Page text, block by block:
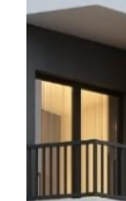
Bankalara
Tam Merkezde